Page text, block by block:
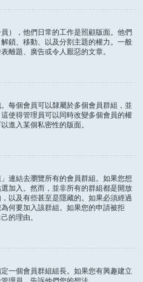
），他們日常的工作是照顧版面。他們
鎖、移動、以及分割主題的權力。一般
離題、廣告或令人厭惡的文章。
每個會員可以隸屬於多個會員群組，並
使得管理員可以同時改變多個會員的權
進入某個私密性的版面。
連結去瀏覽所有的會員群組。如果您想
加入。然而，並非所有的群組都是開放
以及有些甚至是隱藏的。如果必須經過
何要加入該群組。如果您的申請被拒
的理由。
一個會員群組組長。如果您有興趣建立